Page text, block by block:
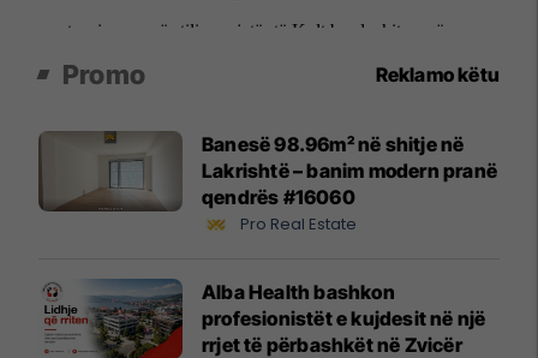
Promo Reklamo këtu
Banesë 98.96m² në shitje në
Lakrishtë – banim modern pranë
qendrës #16060
Pro Real Estate
Alba Health bashkon
profesionistët e kujdesit në një
rrjet të përbashkët në Zvicër